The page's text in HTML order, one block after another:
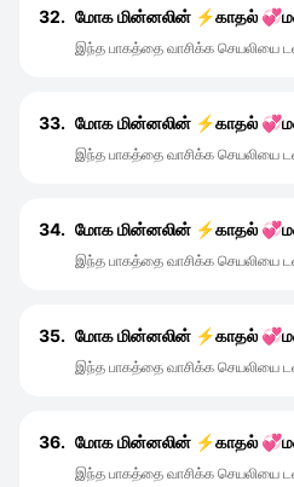
32. மோக மின்னலின் ⚡காதல்
இந்த பாகத்தை வாசிக்க செயலியை
33. மோக மின்னலின் ⚡காதல்
இந்த பாகத்தை வாசிக்க செயலியை
34. மோக மின்னலின் ⚡காதல்
இந்த பாகத்தை வாசிக்க செயலியை
35. மோக மின்னலின் ⚡காதல்
இந்த பாகத்தை வாசிக்க செயலியை
36. மோக மின்னலின் ⚡காதல்
இந்த பாகத்தை வாசிக்க செயலியை